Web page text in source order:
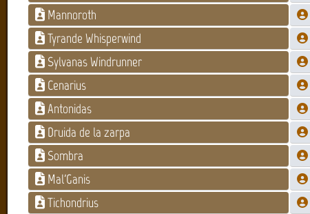
Mannoroth
Tyrande Whisperwind
Sylvanas Windrunner
Cenarius
Antonidas
Druida de la zarpa
Sombra
Mal'Ganis
Tichondrius